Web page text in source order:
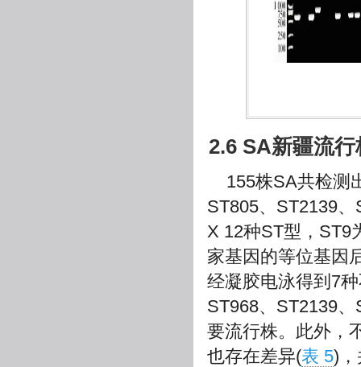
2.6 SA新疆流
155株SA共检测
ST805、ST2139
X 12种ST型，ST9
家基因的等位基因
经凝胶电泳得到7
ST968、ST2139
要流行株。此外，
也存在差异(表 5)